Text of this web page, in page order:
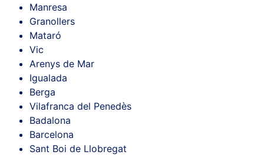
Manresa
Granollers
Mataró
Vic
Arenys de Mar
Igualada
Berga
Vilafranca del Penedès
Badalona
Barcelona
Sant Boi de Llobregat